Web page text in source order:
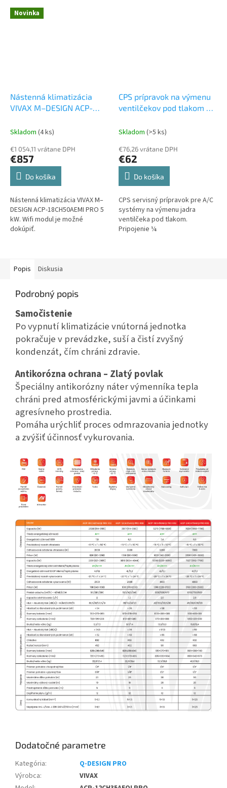
Novinka
Nástenná klimatizácia
VIVAX M–DESIGN ACP-
vonkajšia a vnútorná
Skladom (4 ks)
€1 054,11 vrátane DPH
€857
Do košíka
Nástenná klimatizácia VIVAX M–
DESIGN ACP-18CH50AEMI PRO 5
kW. Wifi modul je možné
dokúpiť.
CPS prípravok na výmenu
ventilčekov pod tlakom –
Skladom (>5 ks)
€76,26 vrátane DPH
€62
Do košíka
CPS servisný prípravok pre A/C
systémy na výmenu jadra
ventilčeka pod tlakom.
Pripojenie ¼
Popis Diskusia
Podrobný popis
Samočistenie
Po vypnutí klimatizácie vnútorná jednotka
pokračuje v prevádzke, sušía čistí zvyšný
kondenzát, čím chráni zdravie.
Antikorózna ochrana – Zlatý povlak
Špeciálny antikorózny náter výmenníka tepla
chráni pred atmosférickými javmi a účinkami
agresívneho prostredia.
Pomáha urýchliť proces odmrazovania jednotky
a zvýšiťúčinnosť vykurovania.
Dodatočné parametre
Kategória:
Q-DESIGN PRO
Výrobca:
VIVAX